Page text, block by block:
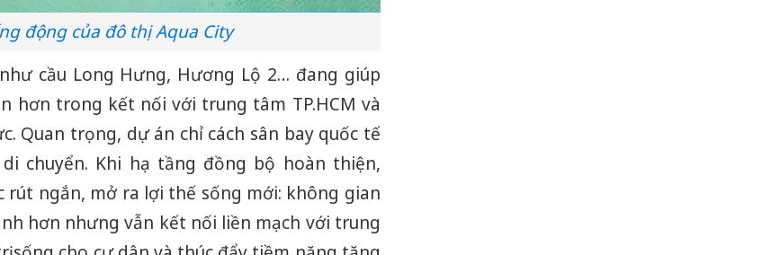
động của đô thị Aqua City
cầu Long Hưng, Hương Lộ 2… đang giúp
hơn trong kết nối với trung tâm TP.HCM và
Quan trọng, dự án chỉ cách sân bay quốc tế
chuyển. Khi hạ tầng đồng bộ hoàn thiện,
rút ngắn, mở ra lợi thế sống mới: không gian
hơn nhưng vẫn kết nối liền mạch với trung